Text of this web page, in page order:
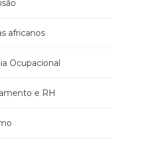
africanos
Ocupacional
e RH